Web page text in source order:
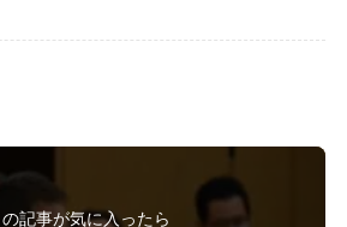
の記事が気に入ったら